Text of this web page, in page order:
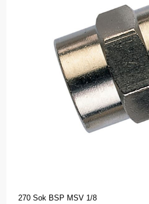
270 Sok BSP MSV 1/8